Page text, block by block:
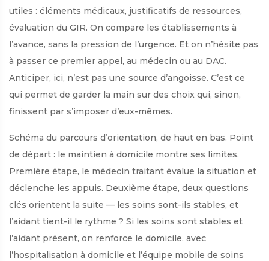
utiles : éléments médicaux, justificatifs de ressources,
évaluation du GIR. On compare les établissements à
l’avance, sans la pression de l’urgence. Et on n’hésite pas
à passer ce premier appel, au médecin ou au DAC.
Anticiper, ici, n’est pas une source d’angoisse. C’est ce
qui permet de garder la main sur des choix qui, sinon,
finissent par s’imposer d’eux-mêmes.
Schéma du parcours d’orientation, de haut en bas. Point
de départ : le maintien à domicile montre ses limites.
Première étape, le médecin traitant évalue la situation et
déclenche les appuis. Deuxième étape, deux questions
clés orientent la suite — les soins sont-ils stables, et
l’aidant tient-il le rythme ? Si les soins sont stables et
l’aidant présent, on renforce le domicile, avec
l’hospitalisation à domicile et l’équipe mobile de soins